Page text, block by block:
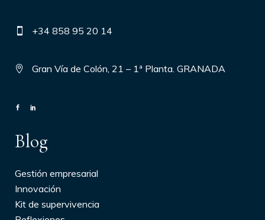
+34 858 95 20 14
Gran Vía de Colón, 21 – 1ª Planta. GRANADA
Blog
Gestión empresarial
Innovación
Kit de supervivencia